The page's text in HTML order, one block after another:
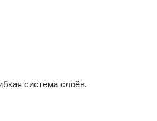
система слоёв.